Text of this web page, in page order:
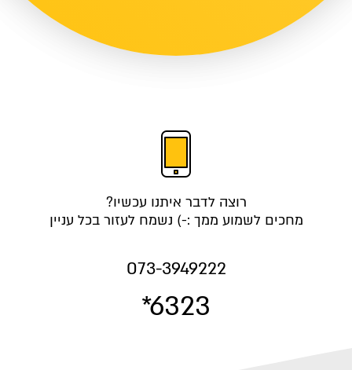
רוצה לדבר איתנו עכשיו?
מחכים לשמוע ממך :-) נשמח לעזור בכל עניין
073-3949222
*6323